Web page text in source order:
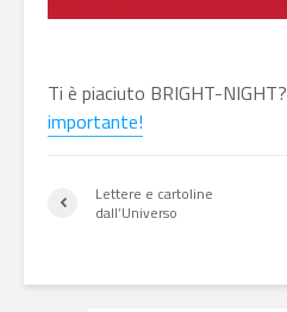
Ti è piaciuto BRIGHT-NIGHT?
importante!
Lettere e cartoline
dall’Universo